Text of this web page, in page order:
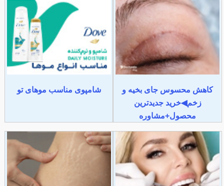
کاهش محسوس جای بخیه و
زخم◀خرید جدیدترین
محصول+مشاوره
شامپوی مناسب موهای تو